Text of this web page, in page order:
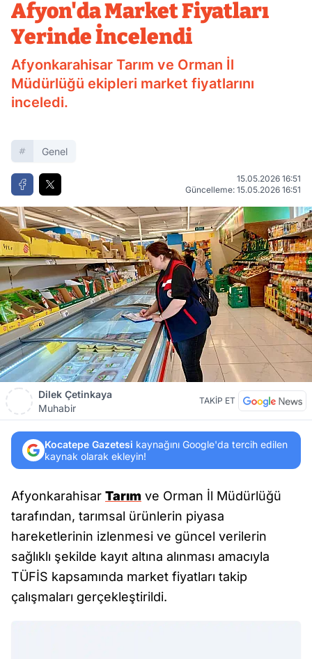
Afyon'da Market Fiyatları
Yerinde İncelendi
Afyonkarahisar Tarım ve Orman İl
Müdürlüğü ekipleri market fiyatlarını
inceledi.
Genel
15.05.2026 16:51
Güncelleme: 15.05.2026 16:51
Dilek Çetinkaya
Muhabir
TAKİP ET
Kocatepe Gazetesi kaynağını Google'da tercih edilen
kaynak olarak ekleyin!
Afyonkarahisar Tarım ve Orman İl Müdürlüğü
tarafından, tarımsal ürünlerin piyasa
hareketlerinin izlenmesi ve güncel verilerin
sağlıklı şekilde kayıt altına alınması amacıyla
TÜFİS kapsamında market fiyatları takip
çalışmaları gerçekleştirildi.